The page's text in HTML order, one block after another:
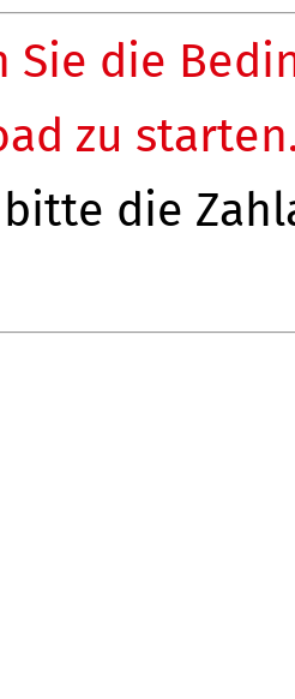
Sie die
zu
die